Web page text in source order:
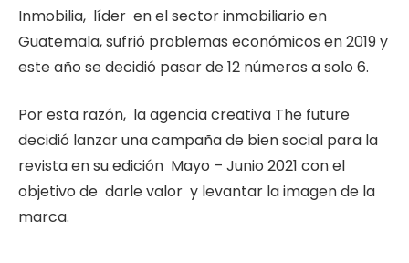
Inmobilia, líder en el sector inmobiliario en
Guatemala, sufrió problemas económicos en 2019 y
este año se decidió pasar de 12 números a solo 6.
Por esta razón, la agencia creativa The future
decidió lanzar una campaña de bien social para la
revista en su edición Mayo – Junio 2021 con el
objetivo de darle valor y levantar la imagen de la
marca.